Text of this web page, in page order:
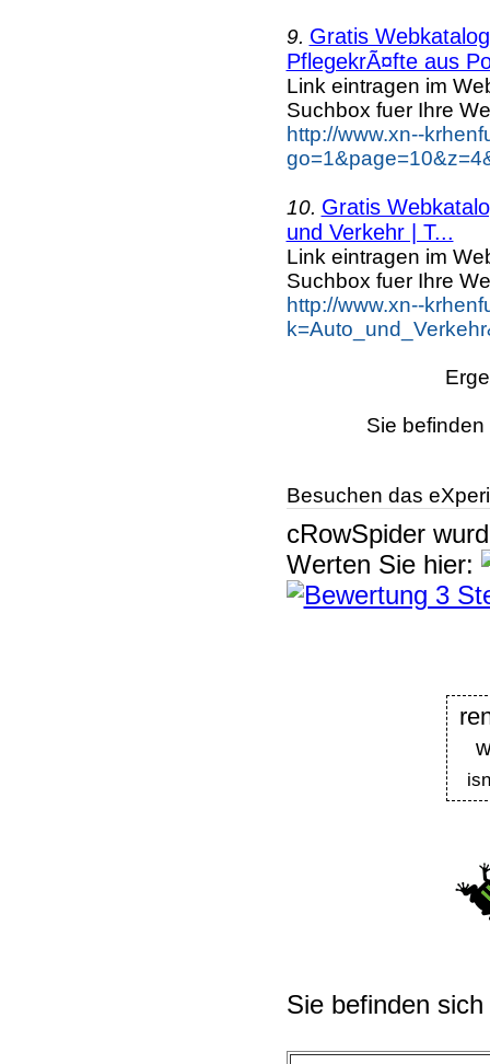
9. Gratis
PflegekrÃ¤fte aus
Link eintragen im
Suchbox fuer Ihre
http://www.xn--
10. Gratis
und Verkehr | T...
Link eintragen im
Suchbox fuer Ihre
http://www.xn--
Sie
Besuchen das
cRowSpider
Werten Sie hier:
Sie befinden